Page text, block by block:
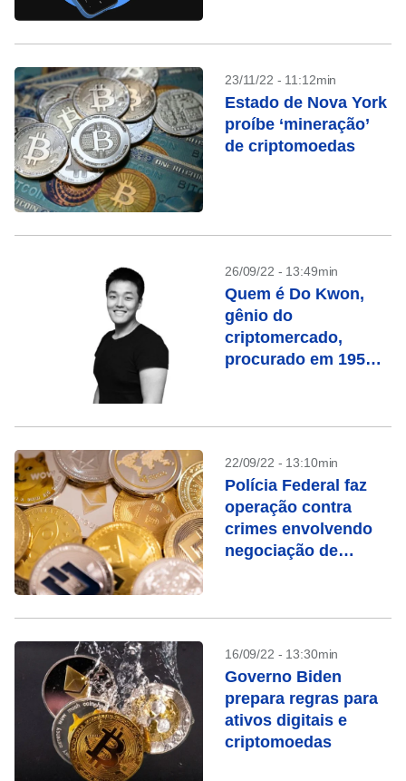
23/11/22 - 11:12min
Estado de Nova York
proíbe ‘mineração’
de criptomoedas
26/09/22 - 13:49min
Quem é Do Kwon,
gênio do
criptomercado,
procurado em 195
22/09/22 - 13:10min
Polícia Federal faz
operação contra
crimes envolvendo
negociação de
16/09/22 - 13:30min
Governo Biden
prepara regras para
ativos digitais e
criptomoedas